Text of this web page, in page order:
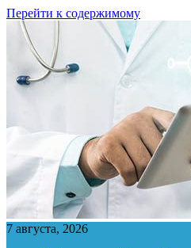
Перейти к содержимому
7 августа, 2026